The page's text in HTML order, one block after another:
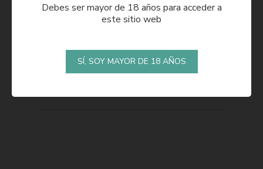
Debes ser mayor de 18 años para acceder a
este sitio web
SÍ, SOY MAYOR DE 18 AÑOS